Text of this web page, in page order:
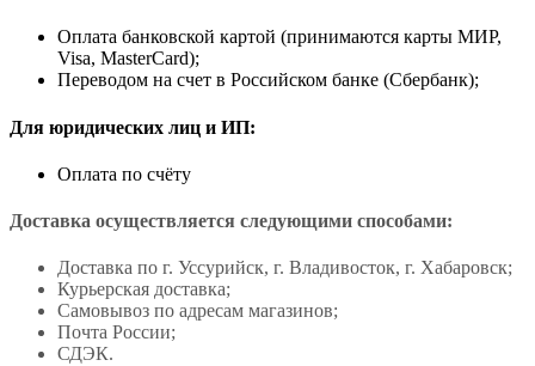
Оплата банковской картой (принимаются карты МИР,
Visa, MasterCard);
Переводом на счет в Российском банке (Сбербанк);
Для юридических лиц и ИП:
Оплата по счёту
Доставка осуществляется следующими способами:
Доставка по г. Уссурийск, г. Владивосток, г. Хабаровск;
Курьерская доставка;
Самовывоз по адресам магазинов;
Почта России;
СДЭК.